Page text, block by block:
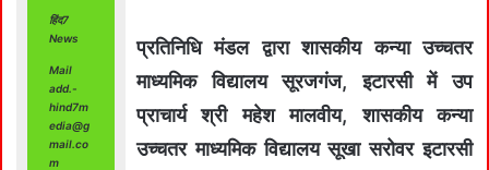
हिंद7
News
Mail
add.-
hind7m
edia@g
mail.co
m
प्रतिनिधि मंडल द्वारा शासकीय कन्या उच्चतर
माध्यमिक विद्यालय सूरजगंज, इटारसी में उप
प्राचार्य श्री महेश मालवीय, शासकीय कन्या
उच्चतर माध्यमिक विद्यालय सूखा सरोवर इटारसी